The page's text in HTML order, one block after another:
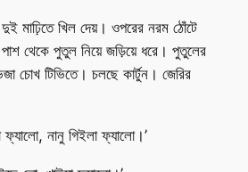
দুই মাঢ়িতে খিল দেয়। ওপরের নরম ঠোঁটে
থেকে পুতুল নিয়ে জড়িয়ে ধরে। পুতুলের
চোখ টিভিতে। চলছে কার্টুন। জেরির
ফ্যালো, নানু গিইলা ফ্যালো।’